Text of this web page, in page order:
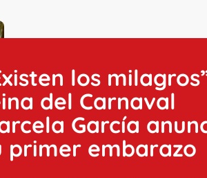
los
del Carnaval
García
primer embarazo